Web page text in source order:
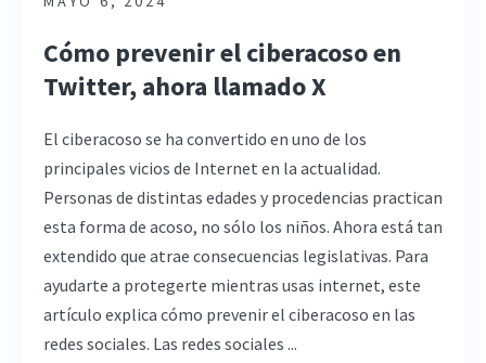
Cómo prevenir el ciberacoso en
Twitter, ahora llamado X
El ciberacoso se ha convertido en uno de los
principales vicios de Internet en la actualidad.
Personas de distintas edades y procedencias practican
esta forma de acoso, no sólo los niños. Ahora está tan
extendido que atrae consecuencias legislativas. Para
ayudarte a protegerte mientras usas internet, este
artículo explica cómo prevenir el ciberacoso en las
redes sociales. Las redes sociales ...